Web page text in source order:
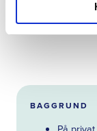
BAGGRUND